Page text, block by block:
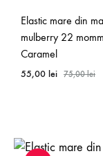
Elastic mare din
mulberry 22
Caramel
55,00 lei 75,00lei